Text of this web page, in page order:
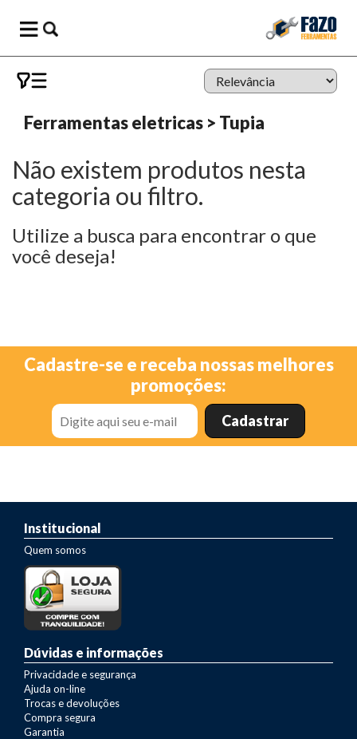
Ferramentas eletricas > Tupia
Não existem produtos nesta
categoria ou filtro.
Utilize a busca para encontrar o que
você deseja!
Cadastre-se e receba nossas melhores
promoções:
Institucional
Quem somos
Dúvidas e informações
Privacidade e segurança
Ajuda on-line
Trocas e devoluções
Compra segura
Garantia